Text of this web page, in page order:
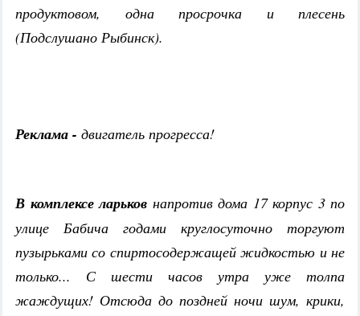
продуктовом, одна просрочка и плесень
(Подслушано Рыбинск).
Реклама - двигатель прогресса!
В комплексе ларьков напротив дома 17 корпус 3 по
улице Бабича годами круглосуточно торгуют
пузырьками со спиртосодержащей жидкостью и не
только... С шести часов утра уже толпа
жаждущих! Отсюда до поздней ночи шум, крики,